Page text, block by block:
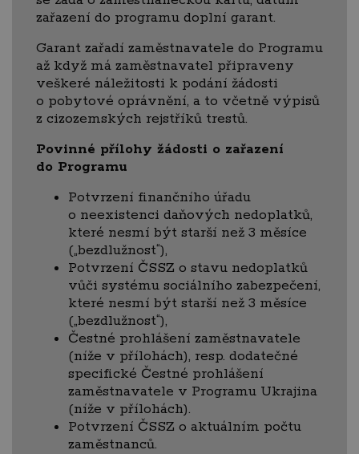
zařazení do programu doplní garant.
Garant zařadí zaměstnavatele do Programu
až když má zaměstnavatel připraveny
veškeré náležitosti k podání žádosti
o pobytové oprávnění, a to včetně výpisů
z cizozemských rejstříků trestů.
Povinné přílohy žádosti o zařazení
do Programu
Potvrzení finančního úřadu
o neexistenci daňových nedoplatků,
které nesmí být starší než 3 měsíce
(„bezdlužnost“),
Potvrzení ČSSZ o stavu nedoplatků
vůči systému sociálního zabezpečení,
které nesmí být starší než 3 měsíce
(„bezdlužnost“),
Čestné prohlášení zaměstnavatele
(níže v přílohách), resp. dodatečné
specifické Čestné prohlášení
zaměstnavatele v Programu Ukrajina
(níže v přílohách).
Potvrzení ČSSZ o aktuálním počtu
zaměstnanců.